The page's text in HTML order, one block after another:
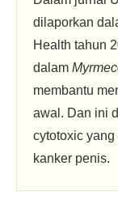
dilaporkan
Health tahun
dalam
membantu
awal. Dan ini
cytotoxic
kanker penis.